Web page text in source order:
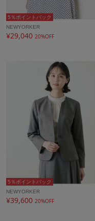
5％ポイントバック
NEWYORKER
¥29,040 20%OFF
5％ポイントバック
NEWYORKER
¥39,600 20%OFF